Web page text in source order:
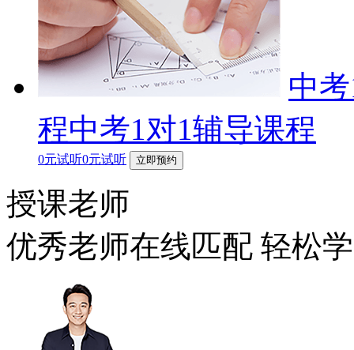
中
程中考1对1辅导课程
0元试听0元试听 立即预约
授课老师
优秀老师在线匹配 轻松